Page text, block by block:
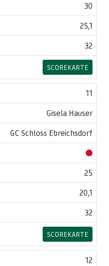
30
25,1
32
SCOREKARTE
11
Gisela Hauser
GC Schloss Ebreichsdorf
25
20,1
32
SCOREKARTE
12